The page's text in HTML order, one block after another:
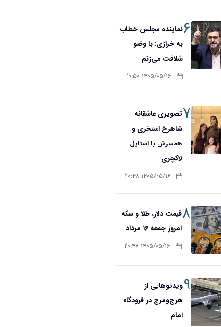
۶نماینده مجلس خطاب
به خرازی: با وضو
شلاقت می‌زنم
۱۴۰۵/۰۵/۱۶ ۲۰:۵۰
۷تصویری عاشقانه
شاهرخ استخری و
همسرش با استایل
لاکچری
۱۴۰۵/۰۵/۱۶ ۲۰:۴۸
۸قیمت دلار، طلا و سکه
امروز جمعه ۱۶ مرداد
۱۴۰۵/۰۵/۱۶ ۲۰:۴۷
۹ویدئوهایی از
هرج‌ومرج در فرودگاه
امام